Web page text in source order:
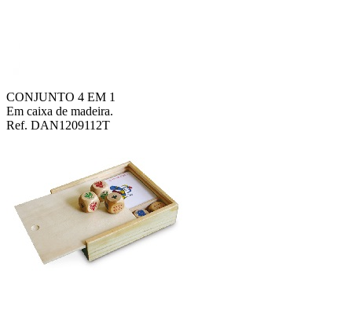
CONJUNTO 4 EM 1
Em caixa de madeira.
Ref. DAN1209112T